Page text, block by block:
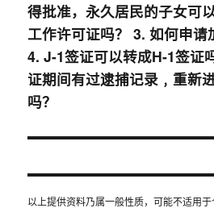
文
章：
得批准，永久居民的子女可
工作许可证吗？ 3. 如何申请
4. J-1签证可以转成H-1签证
证期间有过逮捕记录﹐重新
吗？
以上提供资料乃属一般性质，可能不适用